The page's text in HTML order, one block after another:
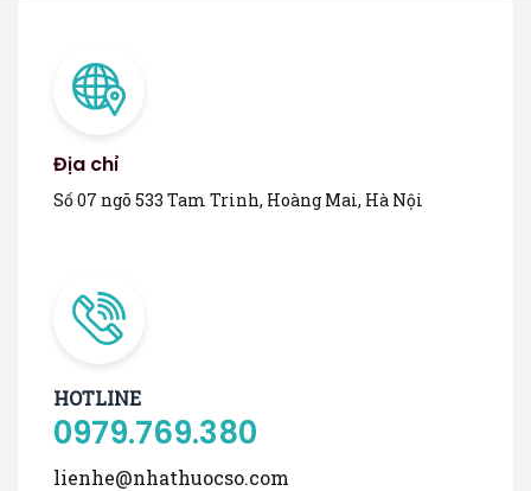
Địa chỉ
Số 07 ngõ 533 Tam Trinh, Hoàng Mai, Hà Nội
HOTLINE
0979.769.380
lienhe@nhathuocso.com